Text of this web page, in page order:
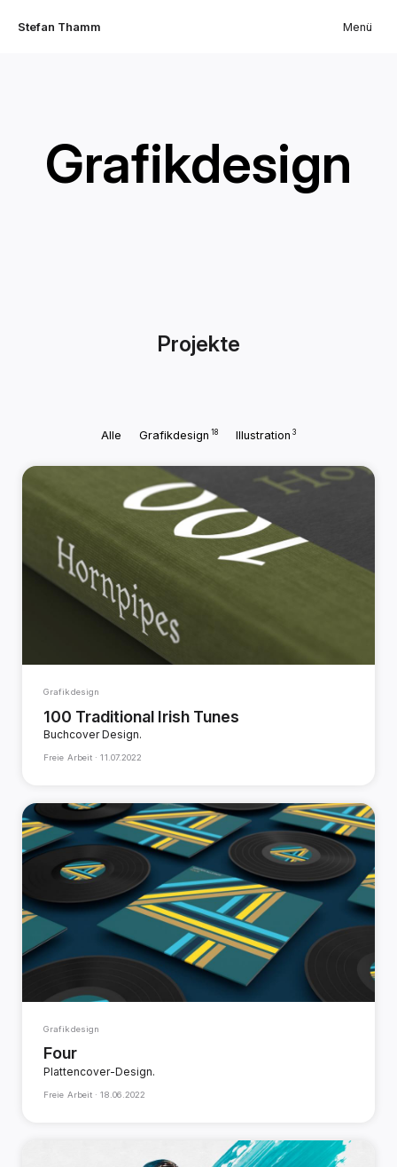
Stefan Thamm Menü
Grafikdesign
Projekte
Alle Grafikdesign 18 Illustration 3
Grafikdesign
100 Traditional Irish Tunes
Buchcover Design.
Freie Arbeit ·11.07.2022
Grafikdesign
Four
Plattencover-Design.
Freie Arbeit ·18.06.2022